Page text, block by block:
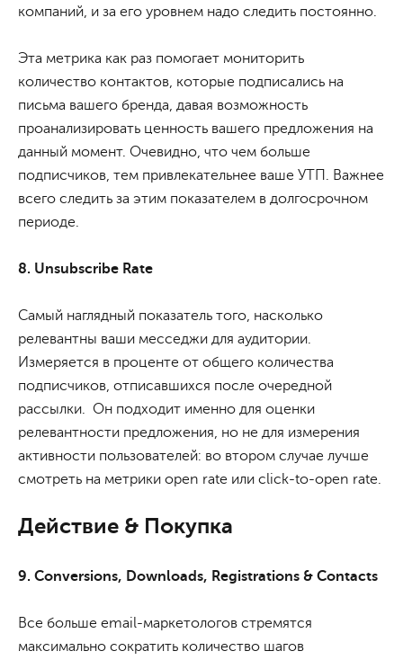
компаний, и за его уровнем надо следить постоянно.
Эта метрика как раз помогает мониторить
количество контактов, которые подписались на
письма вашего бренда, давая возможность
проанализировать ценность вашего предложения на
данный момент. Очевидно, что чем больше
подписчиков, тем привлекательнее ваше УТП. Важнее
всего следить за этим показателем в долгосрочном
периоде.
8. Unsubscribe Rate
Самый наглядный показатель того, насколько
релевантны ваши месседжи для аудитории.
Измеряется в проценте от общего количества
подписчиков, отписавшихся после очередной
рассылки. Он подходит именно для оценки
релевантности предложения, но не для измерения
активности пользователей: во втором случае лучше
смотреть на метрики open rate или click-to-open rate.
Действие & Покупка
9. Conversions, Downloads, Registrations & Contacts
Все больше email-маркетологов стремятся
максимально сократить количество шагов